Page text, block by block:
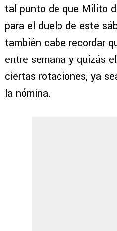
tal punto de que Milito
para el duelo de este
también cabe recordar
entre semana y quizás
ciertas rotaciones, ya
la nómina.